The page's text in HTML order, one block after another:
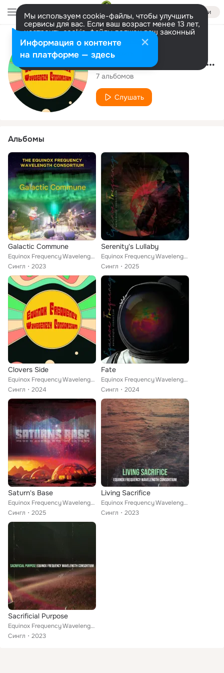
Войти
Мы используем cookie-файлы, чтобы улучшить
сервисы для вас. Если ваш возраст менее 13 лет,
настроить cookie-файлы должен ваш законный
представитель. Больше информации
Разрешить все Настроить
Исполнитель
Equinox Frequency Wavelength Consortium
7 альбомов
Слушать
Альбомы
Galactic Commune
Equinox Frequency Wavelength Consortium
Сингл
2023
Serenity's Lullaby
Equinox Frequency Wavelength Consortium
Сингл
2025
Clovers Side
Equinox Frequency Wavelength Consortium
Сингл
2024
Fate
Equinox Frequency Wavelength Consortium
Сингл
2024
Saturn's Base
Equinox Frequency Wavelength Consortium
Сингл
2025
Living Sacrifice
Equinox Frequency Wavelength Consortium
Сингл
2023
Sacrificial Purpose
Equinox Frequency Wavelength Consortium
Сингл
2023
Информация о контенте
на платформе — здесь